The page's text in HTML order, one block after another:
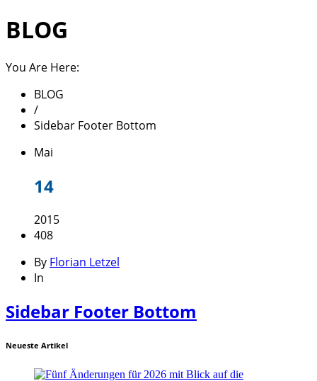
BLOG
You Are Here:
BLOG
/
Sidebar Footer Bottom
Mai
14
2015
408
By Florian Letzel
In
Sidebar Footer Bottom
Neueste Artikel